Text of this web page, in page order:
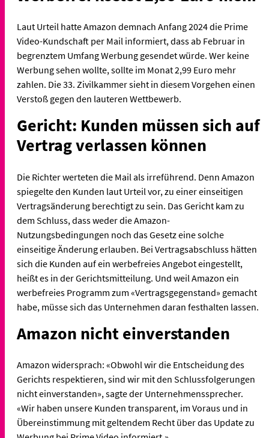
Laut Urteil hatte Amazon demnach Anfang 2024 die Prime
Video-Kundschaft per Mail informiert, dass ab Februar in
begrenztem Umfang Werbung gesendet würde. Wer keine
Werbung sehen wollte, sollte im Monat 2,99 Euro mehr
zahlen. Die 33. Zivilkammer sieht in diesem Vorgehen einen
Verstoß gegen den lauteren Wettbewerb.
Gericht: Kunden müssen sich auf
Vertrag verlassen können
Die Richter werteten die Mail als irreführend. Denn Amazon
spiegelte den Kunden laut Urteil vor, zu einer einseitigen
Vertragsänderung berechtigt zu sein. Das Gericht kam zu
dem Schluss, dass weder die Amazon-
Nutzungsbedingungen noch das Gesetz eine solche
einseitige Änderung erlauben. Bei Vertragsabschluss hätten
sich die Kunden auf ein werbefreies Angebot eingestellt,
heißt es in der Gerichtsmitteilung. Und weil Amazon ein
werbefreies Programm zum «Vertragsgegenstand» gemacht
habe, müsse sich das Unternehmen daran festhalten lassen.
Amazon nicht einverstanden
Amazon widersprach: «Obwohl wir die Entscheidung des
Gerichts respektieren, sind wir mit den Schlussfolgerungen
nicht einverstanden», sagte der Unternehmenssprecher.
«Wir haben unsere Kunden transparent, im Voraus und in
Übereinstimmung mit geltendem Recht über das Update zu